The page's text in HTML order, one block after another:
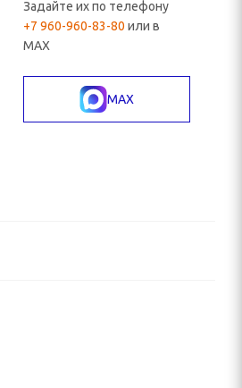
Задайте их по телефону
+7 960-960-83-80 или в
MAX
MAX